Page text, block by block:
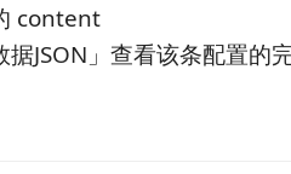
content
JSON」查看该条配置的